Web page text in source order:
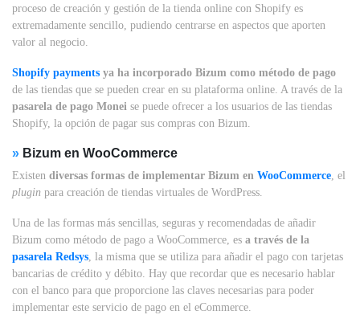
proceso de creación y gestión de la tienda online con Shopify es
extremadamente sencillo, pudiendo centrarse en aspectos que aporten
valor al negocio.
Shopify payments ya ha incorporado Bizum como método de pago
de las tiendas que se pueden crear en su plataforma online. A través de la
pasarela de pago Monei se puede ofrecer a los usuarios de las tiendas
Shopify, la opción de pagar sus compras con Bizum.
» Bizum en WooCommerce
Existen diversas formas de implementar Bizum en WooCommerce , el
plugin para creación de tiendas virtuales de WordPress.
Una de las formas más sencillas, seguras y recomendadas de añadir
Bizum como método de pago a WooCommerce, es a través de la
pasarela Redsys , la misma que se utiliza para añadir el pago con tarjetas
bancarias de crédito y débito. Hay que recordar que es necesario hablar
con el banco para que proporcione las claves necesarias para poder
implementar este servicio de pago en el eCommerce.